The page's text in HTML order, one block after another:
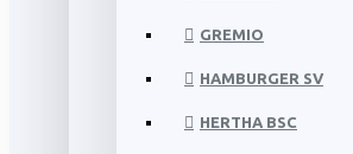
GREMIO
HAMBURGER SV
HERTHA BSC